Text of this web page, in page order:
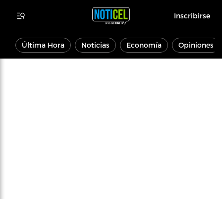
Inscribirse
Última Hora Noticias Economía Opiniones